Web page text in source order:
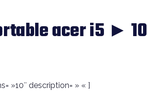
acer i5 ► 10
»10″ description= » « ]